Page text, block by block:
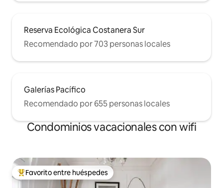
Reserva Ecológica Costanera Sur
Recomendado por 703 personas locales
Galerías Pacífico
Recomendado por 655 personas locales
Condominios vacacionales con wifi
Favorito entre huéspedes preferido
Favorito entre huéspedes